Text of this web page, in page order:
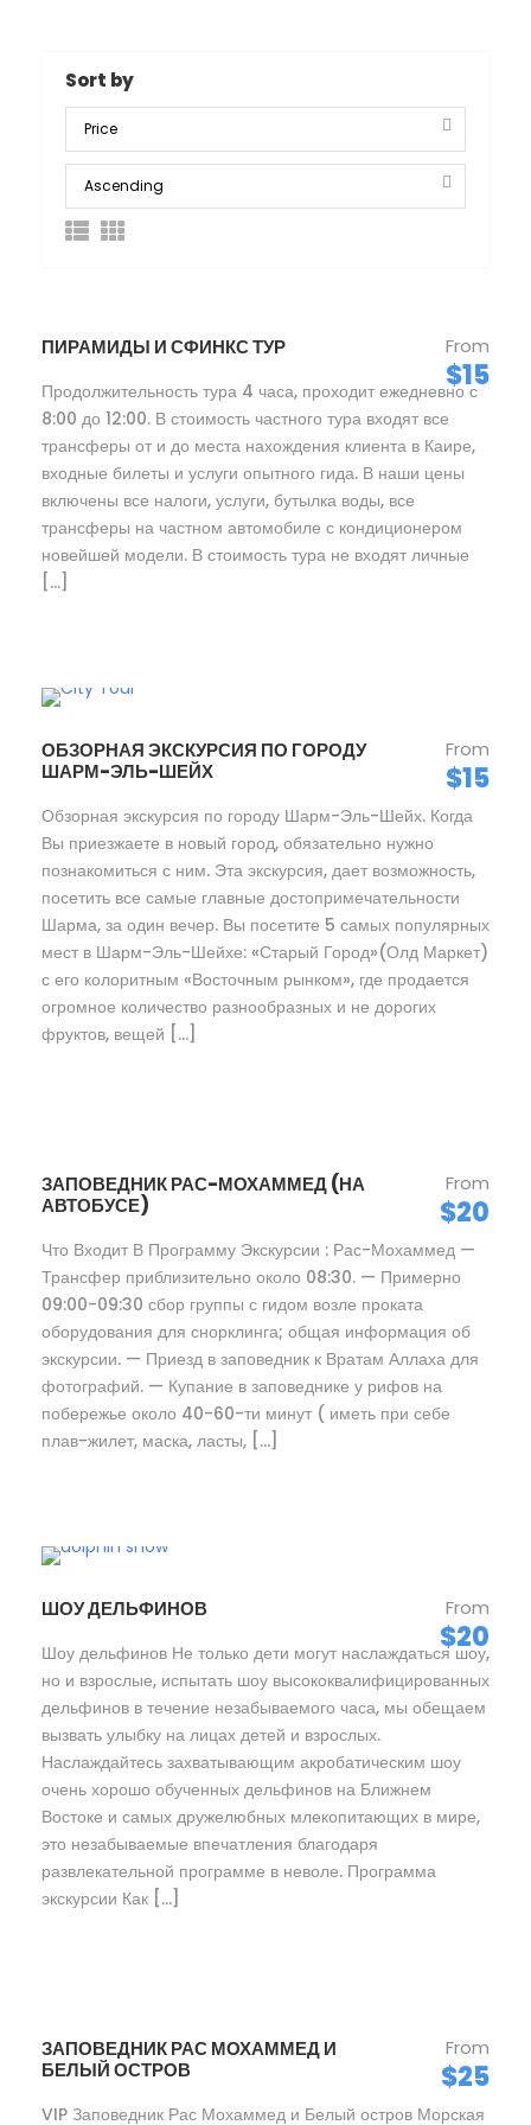
Sort by
ПИРАМИДЫ И СФИНКС ТУР From
$15
Продолжительность тура 4 часа, проходит ежедневно с
8:00 до 12:00. В стоимость частного тура входят все
трансферы от и до места нахождения клиента в Каире,
входные билеты и услуги опытного гида. В наши цены
включены все налоги, услуги, бутылка воды, все
трансферы на частном автомобиле с кондиционером
новейшей модели. В стоимость тура не входят личные
[…]
ОБЗОРНАЯ ЭКСКУРСИЯ ПО ГОРОДУ
ШАРМ-ЭЛЬ-ШЕЙХ
From
$15
Обзорная экскурсия по городу Шарм-Эль-Шейх. Когда
Вы приезжаете в новый город, обязательно нужно
познакомиться с ним. Эта экскурсия, дает возможность,
посетить все самые главные достопримечательности
Шарма, за один вечер. Вы посетите 5 самых популярных
мест в Шарм-Эль-Шейхе: «Старый Город»(Олд Маркет)
с его колоритным «Восточным рынком», где продается
огромное количество разнообразных и не дорогих
фруктов, вещей […]
ЗАПОВЕДНИК РАС-МОХАММЕД (НА
АВТОБУСЕ)
From
$20
Что Входит В Программу Экскурсии : Рас-Мохаммед —
Трансфер приблизительно около 08:30. — Примерно
09:00-09:30 сбор группы с гидом возле проката
оборудования для снорклинга; общая информация об
экскурсии. — Приезд в заповедник к Вратам Аллаха для
фотографий. — Купание в заповеднике у рифов на
побережье около 40-60-ти минут ( иметь при себе
плав-жилет, маска, ласты, […]
ШОУ ДЕЛЬФИНОВ From
$20
Шоу дельфинов Не только дети могут наслаждаться шоу,
но и взрослые, испытать шоу высококвалифицированных
дельфинов в течение незабываемого часа, мы обещаем
вызвать улыбку на лицах детей и взрослых.
Наслаждайтесь захватывающим акробатическим шоу
очень хорошо обученных дельфинов на Ближнем
Востоке и самых дружелюбных млекопитающих в мире,
это незабываемые впечатления благодаря
развлекательной программе в неволе. Программа
экскурсии Как […]
ЗАПОВЕДНИК РАС МОХАММЕД И
БЕЛЫЙ ОСТРОВ
From
$25
VIP Заповедник Рас Мохаммед и Белый остров Морская